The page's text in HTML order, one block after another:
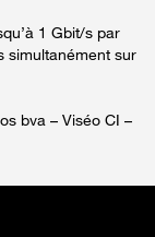
1 Gbit/s par
simultanément sur
bva – Viséo CI –